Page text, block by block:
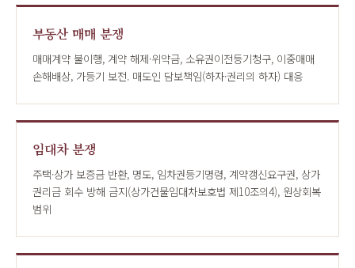
부동산 매매 분쟁
매매계약 불이행, 계약 해제·위약금, 소유권이전등기청구, 이중매매
손해배상, 가등기 보전. 매도인 담보책임(하자·권리의 하자) 대응
임대차 분쟁
주택·상가 보증금 반환, 명도, 임차권등기명령, 계약갱신요구권, 상가
권리금 회수 방해 금지(상가건물임대차보호법 제10조의4), 원상회복
범위